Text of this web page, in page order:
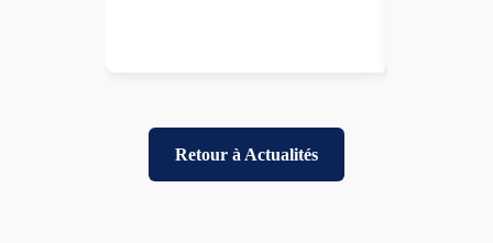
Retour à Actualités